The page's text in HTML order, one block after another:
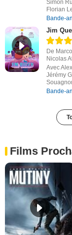
Simon
Florian
Bande-
Jim
De
Nicolas
Avec
Jérémy
Bande-
Films